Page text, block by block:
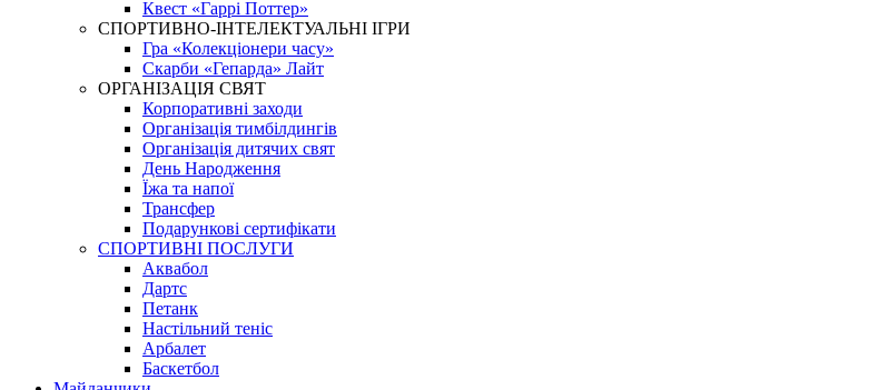
Квест «Гаррі Поттер»
СПОРТИВНО-ІНТЕЛЕКТУАЛЬНІ ІГРИ
Гра «Колекціонери часу»
Скарби «Гепарда» Лайт
ОРГАНІЗАЦІЯ СВЯТ
Корпоративні заходи
Організація тимбілдингів
Організація дитячих свят
День Народження
Їжа та напої
Трансфер
Подарункові сертифікати
СПОРТИВНІ ПОСЛУГИ
Аквабол
Дартс
Петанк
Настільний теніс
Арбалет
Баскетбол